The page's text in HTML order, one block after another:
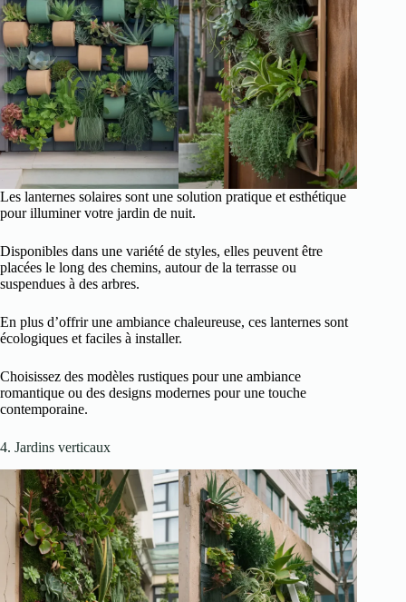
Les lanternes solaires sont une solution pratique et esthétique
pour illuminer votre jardin de nuit.
Disponibles dans une variété de styles, elles peuvent être
placées le long des chemins, autour de la terrasse ou
suspendues à des arbres.
En plus d’offrir une ambiance chaleureuse, ces lanternes sont
écologiques et faciles à installer.
Choisissez des modèles rustiques pour une ambiance
romantique ou des designs modernes pour une touche
contemporaine.
4. Jardins verticaux